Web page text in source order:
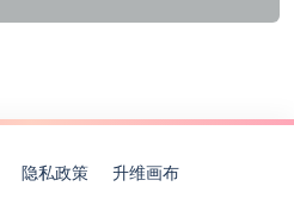
隐私政策 升维画布